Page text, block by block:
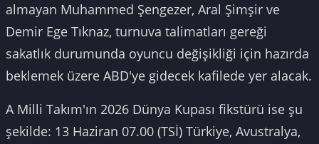
almayan Muhammed Şengezer, Aral Şimşir ve
Demir Ege Tıknaz, turnuva talimatları gereği
sakatlık durumunda oyuncu değişikliği için hazırda
beklemek üzere ABD'ye gidecek kafilede yer alacak.
A Milli Takım'ın 2026 Dünya Kupası fikstürü ise şu
şekilde: 13 Haziran 07.00 (TSİ) Türkiye, Avustralya,